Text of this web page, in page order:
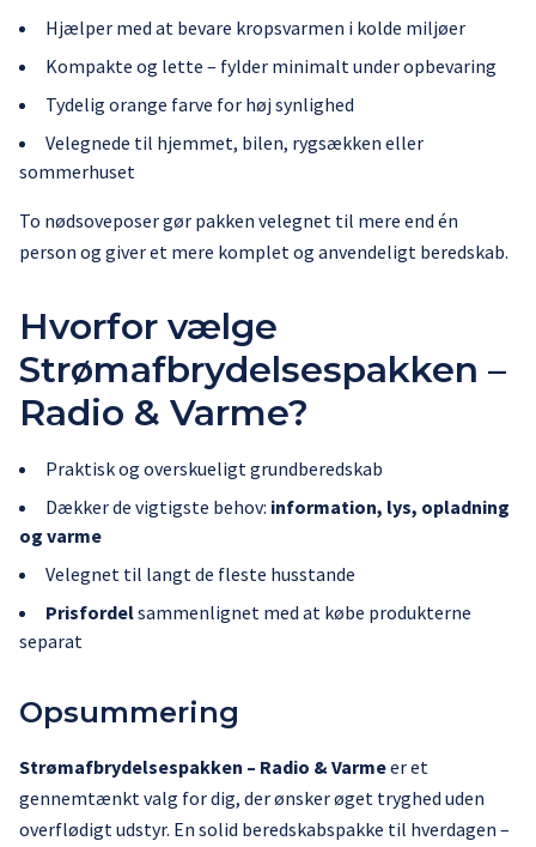
Hjælper med at bevare kropsvarmen i kolde miljøer
Kompakte og lette – fylder minimalt under opbevaring
Tydelig orange farve for høj synlighed
Velegnede til hjemmet, bilen, rygsækken eller
sommerhuset
To nødsoveposer gør pakken velegnet til mere end én
person og giver et mere komplet og anvendeligt beredskab.
Hvorfor vælge
Strømafbrydelsespakken –
Radio & Varme?
Praktisk og overskueligt grundberedskab
Dækker de vigtigste behov: information, lys, opladning
og varme
Velegnet til langt de fleste husstande
Prisfordelsammenlignet med at købe produkterne
separat
Opsummering
Strømafbrydelsespakken – Radio & Varmeer et
gennemtænkt valg for dig, der ønsker øget tryghed uden
overflødigt udstyr. En solid beredskabspakke til hverdagen –